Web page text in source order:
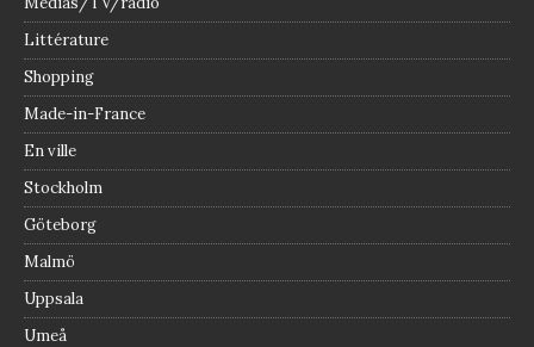
Littérature
Shopping
Made-in-France
En ville
Stockholm
Göteborg
Malmö
Uppsala
Umeå